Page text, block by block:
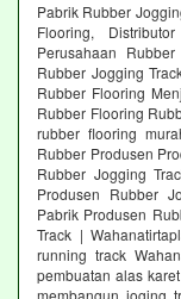
Pabrik Rubber
Flooring,
Perusahaan
Rubber Jogging
Rubber Flooring
Rubber Flooring
rubber flooring
Rubber Produsen
Rubber Jogging
Produsen Rubber
Pabrik Produsen
Track |
running track
pembuatan alas